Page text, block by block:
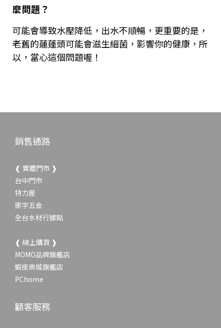
麼問題？
可能會導致水壓降低，出水不順暢，更重要的是，
老舊的蓮蓬頭可能會滋生細菌，影響你的健康，所
以，當心這個問題喔！
銷售通路
❰ 實體門市 ❱
台中門市
特力屋
振宇五金
全台水材行據點
❰ 線上購買 ❱
MOMO品牌旗艦店
蝦皮商城旗艦店
PChome
顧客服務